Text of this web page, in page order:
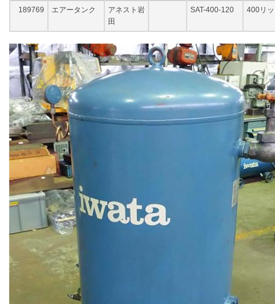
189769 エアータンク
アネスト岩
田
SAT-400-120 400リ